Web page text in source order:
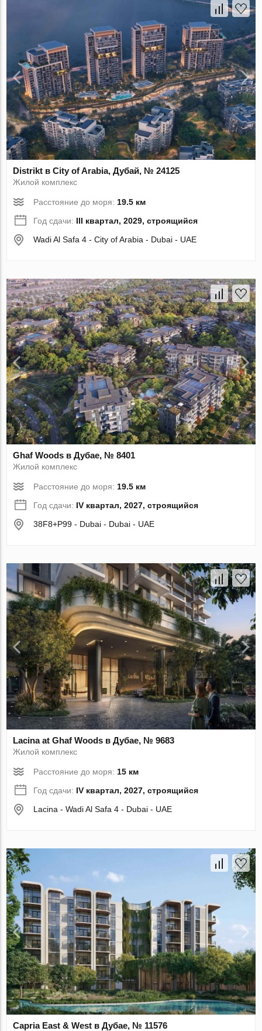
Distrikt в City of Arabia, Дубай, № 24125
Жилой комплекс
Расстояние до моря: 19.5 км
Год сдачи: III квартал, 2029, строящийся
Wadi Al Safa 4 - City of Arabia - Dubai - UAE
Ghaf Woods в Дубае, № 8401
Жилой комплекс
Расстояние до моря:19.5 км
Год сдачи: IV квартал, 2027, строящийся
38F8+P99 - Dubai - Dubai - UAE
Lacina at Ghaf Woods в Дубае, № 9683
Жилой комплекс
Расстояние до моря: 15 км
Год сдачи: IV квартал, 2027, строящийся
Lacina - Wadi Al Safa 4 - Dubai - UAE
Capria East & West в Дубае, № 11576